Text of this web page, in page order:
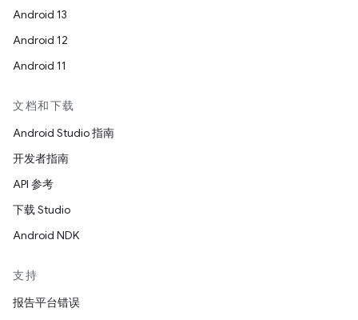
Android 13
Android 12
Android 11
文档和下载
Android Studio 指南
开发者指南
API 参考
下载 Studio
Android NDK
支持
报告平台错误